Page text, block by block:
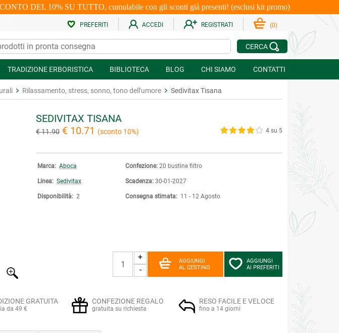
DEL 10% SU TUTTO, cumulabile con gli sconti già presenti! (esclusi kit promo)
PREFERITI ACCEDI REGISTRATI (0)
CERCA
TRADIZIONE ERBORISTICA BIBLIOTECA BLOG CHI SIAMO CONTATTI
Rilassamento, stress, sonno, tono dell'umore Sedivitax Tisana
SEDIVITAX TISANA
€ 11.90 € 10.71 (sconto 10%) 4 su 5
Marca: Aboca
Linea: Sedivitax
Disponibilità: 2
Confezione: 20 bustine filtro
Scadenza: 30-01-2027
Consegna stimata: 11 - 12 Agosto
+
-
AGGIUNGI
AL CESTINO
AGGIUNGI
AI PREFERITI
GRATUITA
da 49 €
CONFEZIONE REGALO
gratuita su richiesta
RESO FACILE E VELOCE
fino a 14 giorni